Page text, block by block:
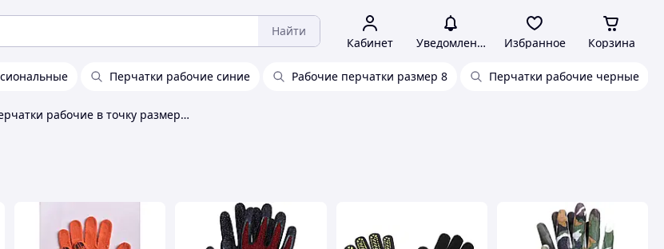
Найти
Кабинет Уведомления Избранное Корзина
Перчатки рабочие синие Рабочие перчатки размер 8 Перчатки рабочие черные
Перчатки рабочие в точку размер 9